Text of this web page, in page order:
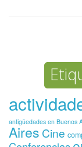
antigüedades en Buenos
Aires Cine